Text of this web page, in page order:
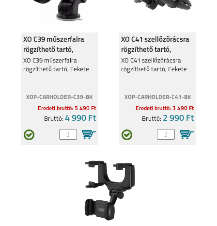
XO C39 műszerfalra
rögzíthető tartó,
Fekete
XO C39 műszerfalra
rögzíthető tartó, Fekete
XOP-CARHOLDER-C39-BK
Eredeti bruttó: 5 490 Ft
Bruttó: 4 990 Ft
XO C41 szellőzőrácsra
rögzíthető tartó,
Fekete
XO C41 szellőzőrácsra
rögzíthető tartó, Fekete
XOP-CARHOLDER-C41-BK
Eredeti bruttó: 3 490 Ft
Bruttó: 2 990 Ft